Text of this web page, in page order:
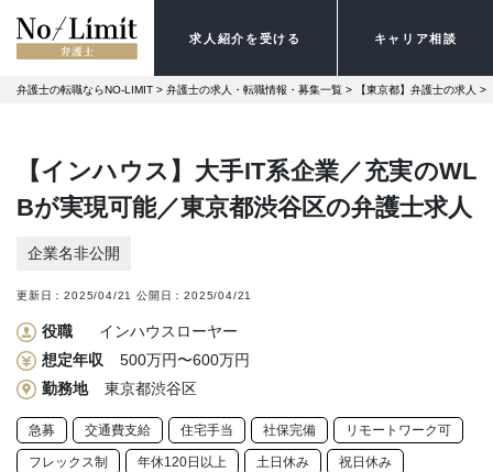
求人紹介を受ける キャリア相談
弁護士の転職ならNO-LIMIT > 弁護士の求人・転職情報・募集一覧 > 【東京都】弁護士の求人 >
【インハウス】大手IT系企業／充実のWL
Bが実現可能／東京都渋谷区の弁護士求人
企業名非公開
更新日：2025/04/21 公開日：2025/04/21
役職
インハウスローヤー
想定年収
500万円〜600万円
勤務地
東京都渋谷区
急募 交通費支給 住宅手当 社保完備 リモートワーク可
フレックス制 年休120日以上 土日休み 祝日休み